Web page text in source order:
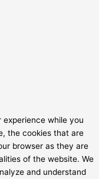
while you
the cookies that are
browser as they are
of the website. We
and understand